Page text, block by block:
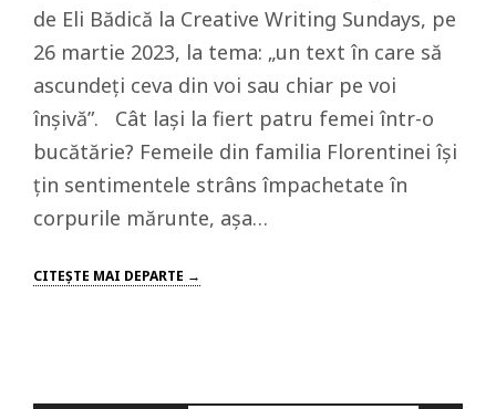
de Eli Bădică la Creative Writing Sundays, pe
26 martie 2023, la tema: „un text în care să
ascundeți ceva din voi sau chiar pe voi
înșivă”. Cât lași la fiert patru femei într-o
bucătărie? Femeile din familia Florentinei își
țin sentimentele strâns împachetate în
corpurile mărunte, așa…
CITEŞTE MAI DEPARTE →